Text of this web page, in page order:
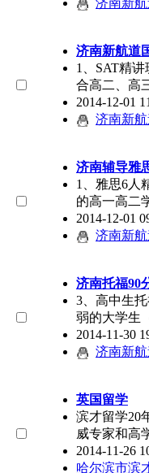
济南新航道
1、SAT精
合高二、高
2014-12-01
济南新
济南辅导雅
1、雅思6人
的高一高二
2014-12-01
济南新
济南托福90
3、高中生
弱的大学生
2014-11-30
济南新
英国留学
滨才留学20
威专家和高
2014-11-26
哈尔滨市滨